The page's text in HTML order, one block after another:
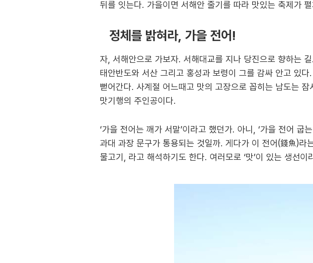
뒤를 잇는다. 가을이면 서해안 줄기를 따라 맛있는 축제가
정체를 밝혀라, 가을 전어!
자, 서해안으로 가보자. 서해대교를 지나 당진으로 향하는
태안반도와 서산 그리고 홍성과 보령이 그를 감싸 안고 있
뻗어간다. 사계절 어느때고 맛의 고장으로 꼽히는 남도는
맛기행의 주인공이다.
‘가을 전어는 깨가 서말’이라고 했던가. 아니, ‘가을 전어
과대 과장 문구가 통용되는 것일까. 게다가 이 전어(錢魚)
물고기, 라고 해석하기도 한다. 여러모로 ‘맛’이 있는 생선